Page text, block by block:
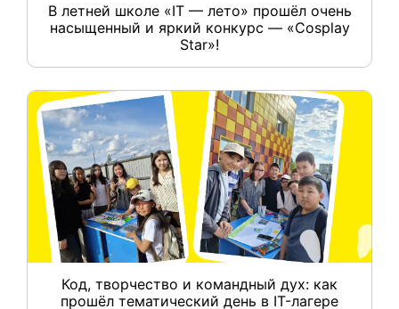
В летней школе «IT — лето» прошёл очень
насыщенный и яркий конкурс — «Cosplay
Star»!
Код, творчество и командный дух: как
прошёл тематический день в IT-лагере